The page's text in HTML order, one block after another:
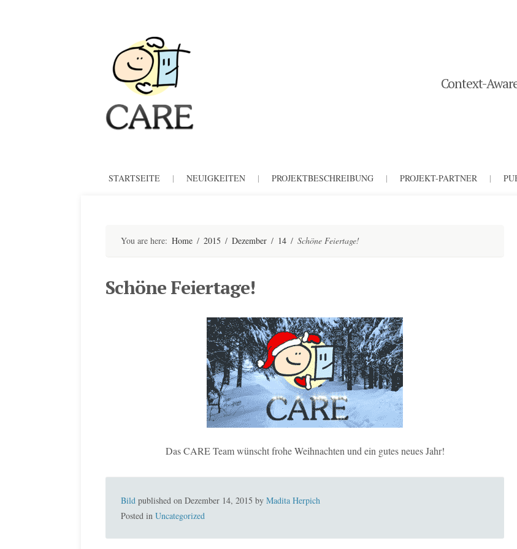
Context-
STARTSEITE | NEUIGKEITEN | PROJEKTBESCHREIBUNG | PROJEKT-PARTNER |
You are here: Home / 2015 / Dezember / 14 / Schöne Feiertage!
Schöne Feiertage!
Das CARE Team wünscht frohe Weihnachten und ein gutes neues Jahr!
Bild published on Dezember 14, 2015 by Madita Herpich
Posted in Uncategorized